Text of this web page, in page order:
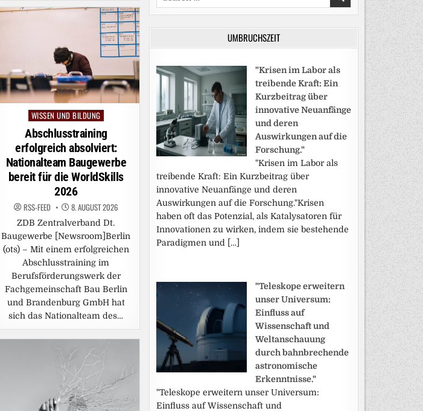
Posted
in
WISSEN UND BILDUNG
Abschlusstraining
erfolgreich absolviert:
Nationalteam Baugewerbe
bereit für die WorldSkills
2026
RSS-FEED 8. AUGUST 2026
ZDB Zentralverband Dt.
Baugewerbe [Newsroom]Berlin
(ots) – Mit einem erfolgreichen
Abschlusstraining im
Berufsförderungswerk der
Fachgemeinschaft Bau Berlin
und Brandenburg GmbH hat
sich das Nationalteam des…
for:
UMBRUCHSZEIT
"Krisen im Labor als
treibende Kraft: Ein
Kurzbeitrag über
innovative Neuanfänge
und deren
Auswirkungen auf die
Forschung."
"Krisen im Labor als
treibende Kraft: Ein Kurzbeitrag über
innovative Neuanfänge und deren
Auswirkungen auf die Forschung."Krisen
haben oft das Potenzial, als Katalysatoren für
Innovationen zu wirken, indem sie bestehende
Paradigmen und […]
"Teleskope erweitern
unser Universum:
Einfluss auf
Wissenschaft und
Weltanschauung
durch bahnbrechende
astronomische
Erkenntnisse."
"Teleskope erweitern unser Universum:
Einfluss auf Wissenschaft und